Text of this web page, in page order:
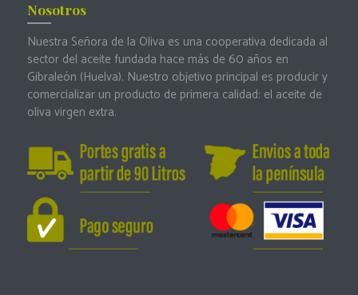
Nosotros
Nuestra Señora de la Oliva es una cooperativa dedicada al
sector del aceite fundada hace más de 60 años en
Gibraleón (Huelva). Nuestro objetivo principal es producir y
comercializar un producto de primera calidad: el aceite de
oliva virgen extra.